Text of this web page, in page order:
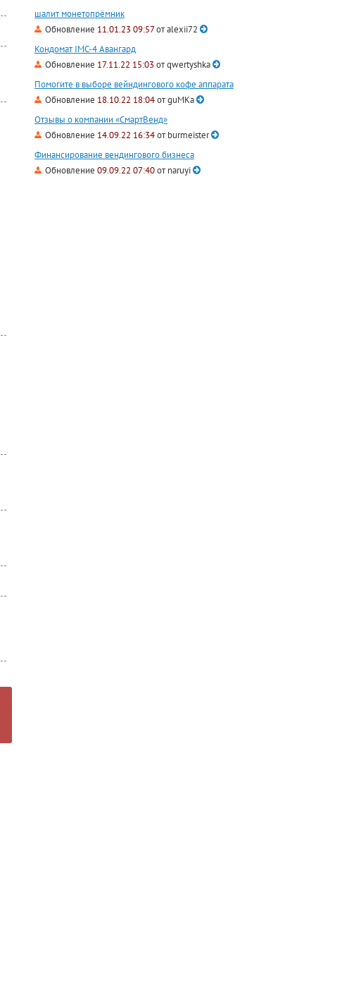
шалит монетопрёмник
Обновление 11.01.23 09:57отalexii72
Кондомат IMC-4 Авангард
Обновление 17.11.22 15:03 отqwertyshka
Помогите в выборе вейндингового кофе аппарата
Обновление 18.10.22 18:04отguMKa
Отзывы о компании «СмартВенд»
Обновление 14.09.22 16:34отburmeister
Финансирование вендингового бизнеса
Обновление 09.09.22 07:40отnaruyi